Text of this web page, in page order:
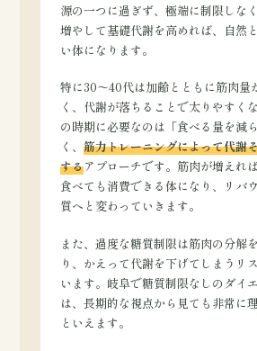
源の一つに過ぎず、極端に制限しな
増やして基礎代謝を高めれば、自然
い体になります。
特に30〜40代は加齢とともに筋肉量
く、代謝が落ちることで太りやすく
の時期に必要なのは「食べる量を減
く、筋力トレーニングによって代謝
するアプローチです。筋肉が増えれ
食べても消費できる体になり、リバ
質へと変わっていきます。
また、過度な糖質制限は筋肉の分解
り、かえって代謝を下げてしまうリ
います。岐阜で糖質制限なしのダイ
は、長期的な視点から見ても非常に
といえます。